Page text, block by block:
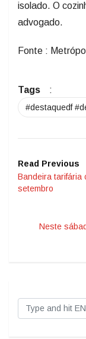
isolado. O
advogado.
Fonte :
Tags :
#destaquedf
Read Previous
Bandeira tarifária
setembro
Neste